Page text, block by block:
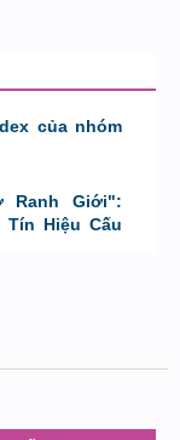
của nhóm
Ranh Giới":
Tín Hiệu Cấu